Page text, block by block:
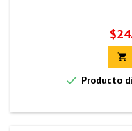

 Producto